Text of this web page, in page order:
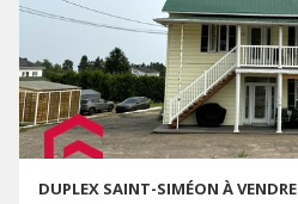
DUPLEX SAINT-SIMÉON À VENDRE